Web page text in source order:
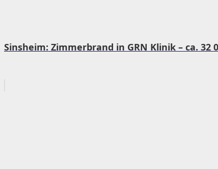
Sinsheim: Zimmerbrand in GRN Klinik – ca. 32